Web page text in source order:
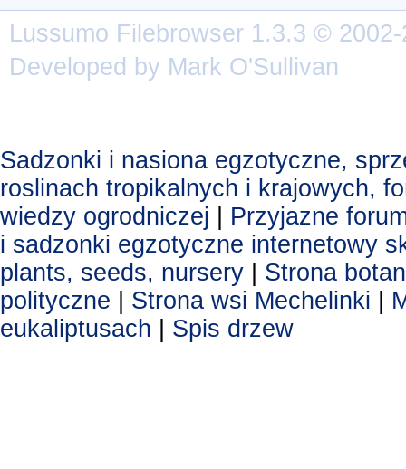
Lussumo Filebrowser 1.3.3 ©
Developed by Mark O'Sullivan
Sadzonki i nasiona egzotyczne,
roslinach tropikalnych i krajowych,
wiedzy ogrodniczej
Przyjazne
i sadzonki egzotyczne internetowy
plants, seeds, nursery
Strona
polityczne
Strona wsi Mechelinki
eukaliptusach
Spis drzew